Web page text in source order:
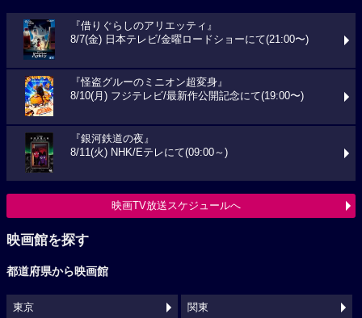
『借りぐらしのアリエッティ』
8/7(金) 日本テレビ/金曜ロードショーにて(21:00〜)
『怪盗グルーのミニオン超変身』
8/10(月) フジテレビ/最新作公開記念にて(19:00〜)
『銀河鉄道の夜』
8/11(火) NHK/Eテレにて(09:00～)
映画TV放送スケジュールへ
映画館を探す
都道府県から映画館
東京 関東